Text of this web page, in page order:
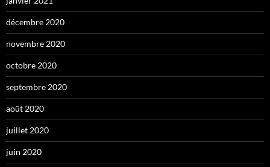
décembre 2020
novembre 2020
octobre 2020
septembre 2020
août 2020
juillet 2020
juin 2020